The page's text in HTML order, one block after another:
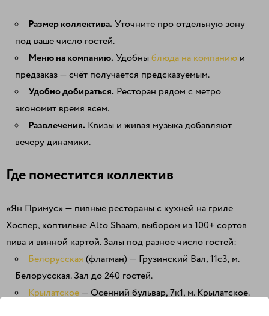
Размер коллектива. Уточните про отдельную зону
под ваше число гостей.
Меню на компанию. Удобны блюда на компанию и
предзаказ — счёт получается предсказуемым.
Удобно добираться. Ресторан рядом с метро
экономит время всем.
Развлечения. Квизы и живая музыка добавляют
вечеру динамики.
Где поместится коллектив
«Ян Примус» — пивные рестораны с кухней на гриле
Хоспер, коптильне Alto Shaam, выбором из 100+ сортов
пива и винной картой. Залы под разное число гостей:
Белорусская (флагман) — Грузинский Вал, 11с3, м.
Белорусская. Зал до 240 гостей.
Крылатское— Осенний бульвар, 7к1, м. Крылатское.